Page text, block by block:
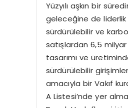
Yüzyılı aşkın bir
geleceğine de liderlik
sürdürülebilir ve
satışlardan 6,5
tasarımı ve
sürdürülebilir
amacıyla bir Vakıf
A Listesi’nde yer